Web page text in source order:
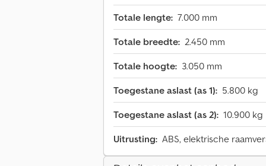
Totale lengte: 7.000 mm
Totale breedte: 2.450 mm
Totale hoogte: 3.050 mm
Toegestane aslast (as 1): 5.800 kg
Toegestane aslast (as 2): 10.900 kg
Uitrusting: ABS, elektrische